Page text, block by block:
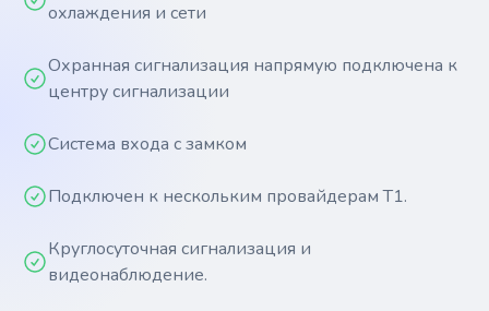
охлаждения и сети
Охранная сигнализация напрямую подключена к
центру сигнализации
Система входа с замком
Подключен к нескольким провайдерам Т1.
Круглосуточная сигнализация и
видеонаблюдение.